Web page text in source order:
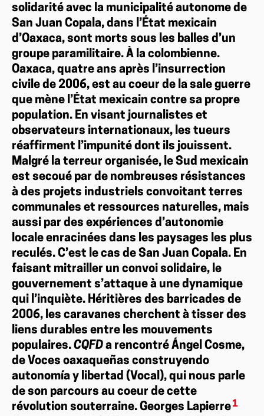
solidarité avec la municipalité autonome de
San Juan Copala, dans l’État mexicain
d’Oaxaca, sont morts sous les balles d’un
groupe paramilitaire. À la colombienne.
Oaxaca, quatre ans après l’insurrection
civile de 2006, est au coeur de la sale guerre
que mène l’État mexicain contre sa propre
population. En visant journalistes et
observateurs internationaux, les tueurs
réaffirment l’impunité dont ils jouissent.
Malgré la terreur organisée, le Sud mexicain
est secoué par de nombreuses résistances
à des projets industriels convoitant terres
communales et ressources naturelles, mais
aussi par des expériences d’autonomie
locale enracinées dans les paysages les plus
reculés. C’est le cas de San Juan Copala. En
faisant mitrailler un convoi solidaire, le
gouvernement s’attaque à une dynamique
qui l’inquiète. Héritières des barricades de
2006, les caravanes cherchent à tisser des
liens durables entre les mouvements
populaires. CQFD a rencontré Ángel Cosme,
de Voces oaxaqueñas construyendo
autonomía y libertad (Vocal), qui nous parle
de son parcours au coeur de cette
révolution souterraine. Georges Lapierre1